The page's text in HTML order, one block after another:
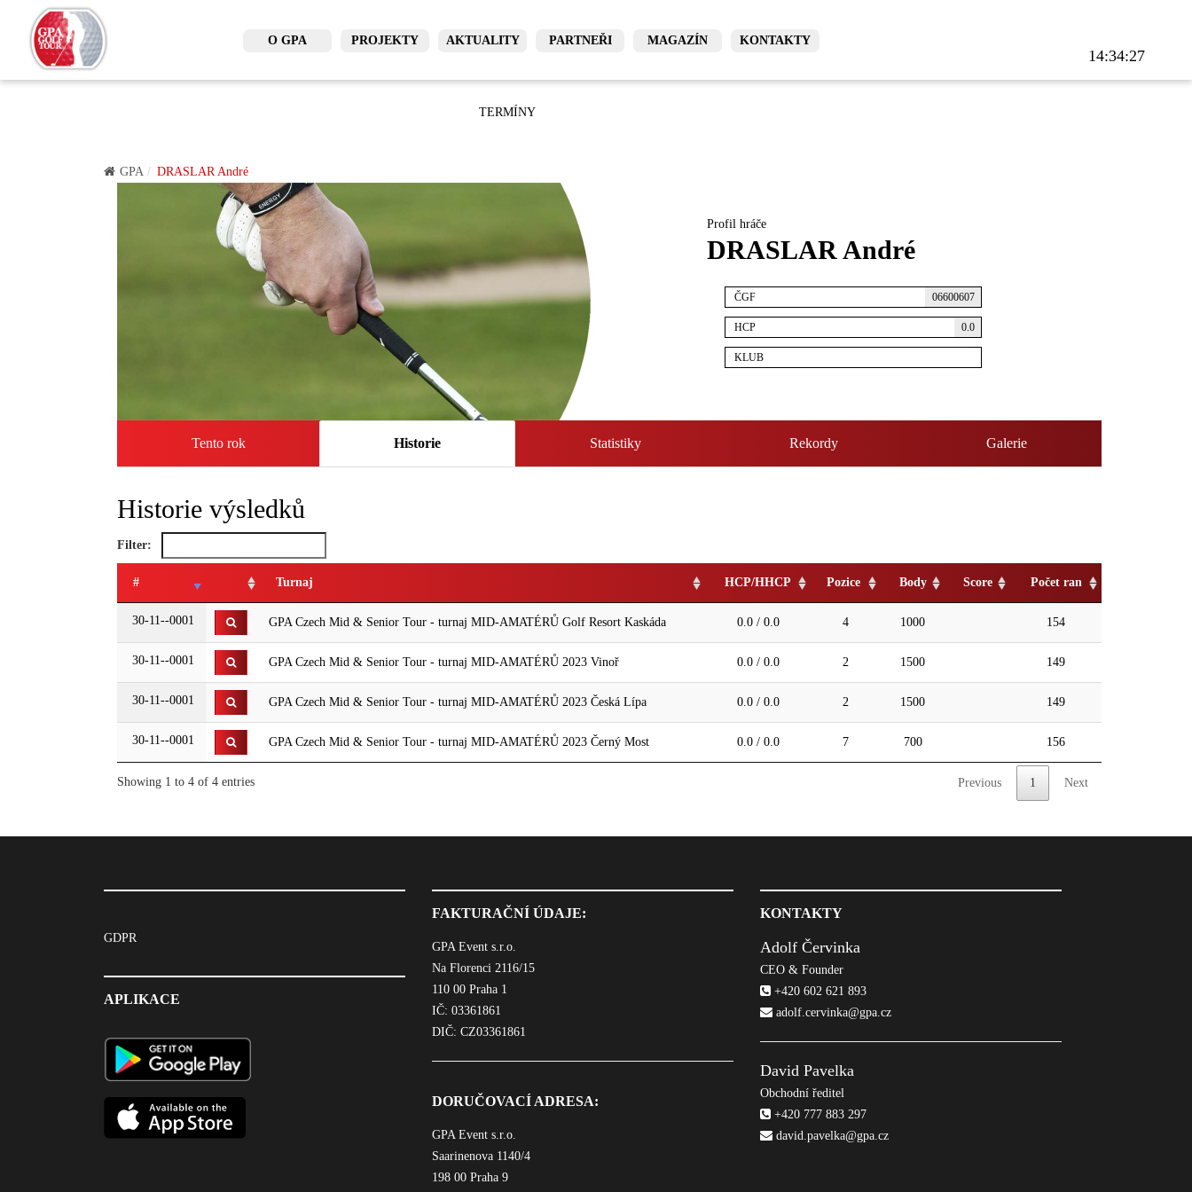
14:34:27
O GPA PROJEKTY AKTUALITY PARTNEŘI MAGAZÍN KONTAKTY
TERMÍNY
GPA DRASLAR André
Profil hráče
DRASLAR André
ČGF 06600607
HCP 0.0
KLUB
Tento rok Historie Statistiky Rekordy Galerie
Historie výsledků
Filter:
# Turnaj HCP/HHCP Pozice Body Score Počet ran
30-11--0001 GPA Czech Mid & Senior Tour - turnaj MID-AMATÉRŮ Golf Resort Kaskáda 0.0 / 0.0 4 1000 154
30-11--0001 GPA Czech Mid & Senior Tour - turnaj MID-AMATÉRŮ 2023 Vinoř 0.0 / 0.0 2 1500 149
30-11--0001 GPA Czech Mid & Senior Tour - turnaj MID-AMATÉRŮ 2023 Česká Lípa 0.0 / 0.0 2 1500 149
30-11--0001 GPA Czech Mid & Senior Tour - turnaj MID-AMATÉRŮ 2023 Černý Most 0.0 / 0.0 7 700 156
Showing 1 to 4 of 4 entries Previous 1 Next
GDPR
APLIKACE
FAKTURAČNÍ ÚDAJE:
GPA Event s.r.o.
Na Florenci 2116/15
110 00 Praha 1
IČ: 03361861
DIČ: CZ03361861
DORUČOVACÍ ADRESA:
GPA Event s.r.o.
Saarinenova 1140/4
198 00 Praha 9
KONTAKTY
Adolf Červinka
CEO & Founder
+420 602 621 893
adolf.cervinka@gpa.cz
David Pavelka
Obchodní ředitel
+420 777 883 297
david.pavelka@gpa.cz